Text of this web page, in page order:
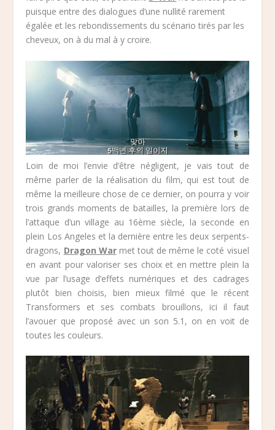
puisque entre des dialogues d’une nullité rarement
égalée et les rebondissements du scénario tirés par les
cheveux, on à du mal à y croire.
Loin de moi l’envie d’être négligent, je vais tout de
même parler de la réalisation du film, qui est tout de
même la meilleure chose de ce dernier, on pourra y voir
trois grands moments de batailles, la première lors de
l’attaque d’un village au 16ème siècle, la seconde en
plein Los Angeles et la dernière entre les deux serpents-
dragons, Dragon Warmet tout de même le coté visuel
en avant pour valoriser ses choix et en mettre plein la
vue par l’usage d’effets numériques et des cadrages
plutôt bien choisis, bien mieux filmé que le récent
Transformers et ses combats brouillons, ici il faut
l’avouer que proposé avec un son 5.1, on en voit de
toutes les couleurs.